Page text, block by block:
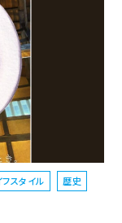
スタイル 歴史